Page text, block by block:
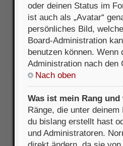
oder deinen Status im
ist auch als „Avatar“
persönliches Bild,
Board-Administration
benutzen können.
Administration nach den
Nach oben
Was ist mein Rang
Ränge, die unter
du bislang erstellt hast
und Administratoren.